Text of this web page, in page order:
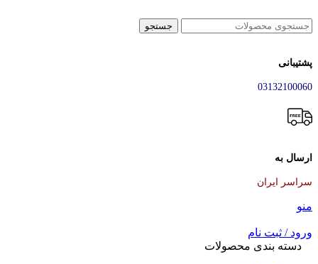
جستجو
پشتیبانی
03132100060
ارسال به
سراسر ایران
منو
ورود / ثبت نام
دسته بندی محصولات